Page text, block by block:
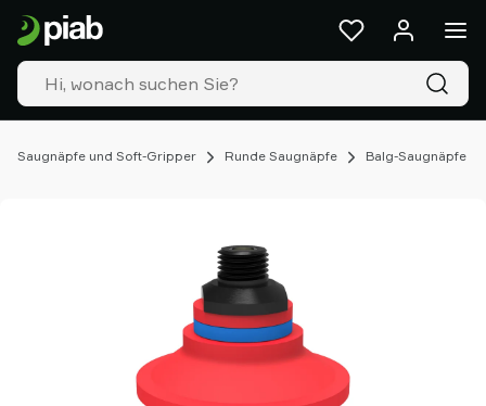
Saugnäpfe und Soft-Gripper Runde Saugnäpfe Balg-Saugnäpfe
Produkte
&
Lösungen
Industrien
Unsere
Ressourcen